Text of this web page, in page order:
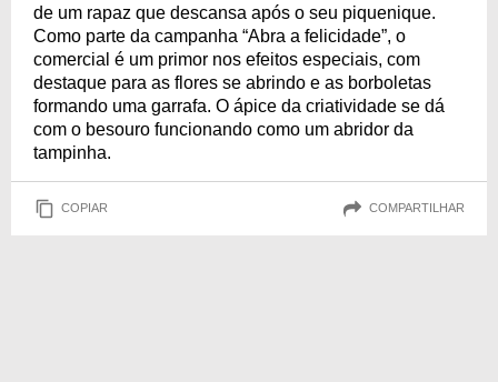
de um rapaz que descansa após o seu piquenique.
Como parte da campanha “Abra a felicidade”, o
comercial é um primor nos efeitos especiais, com
destaque para as flores se abrindo e as borboletas
formando uma garrafa. O ápice da criatividade se dá
com o besouro funcionando como um abridor da
tampinha.
COPIAR COMPARTILHAR